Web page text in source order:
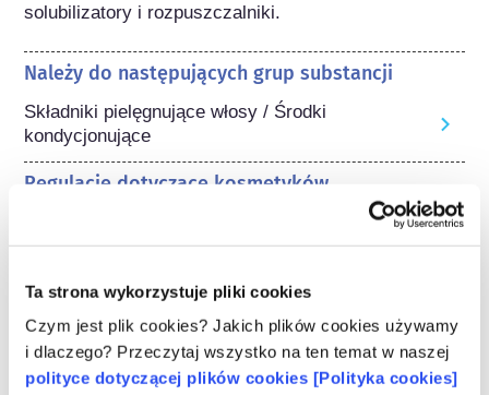
Ta strona wykorzystuje pliki cookies
Czym jest plik cookies? Jakich plików cookies używamy
i dlaczego? Przeczytaj wszystko na ten temat w naszej
polityce dotyczącej plików cookies [Polityka cookies]
solubilizatory i rozpuszczalniki.
Należy do następujących grup substancji
Składniki pielęgnujące włosy / Środki
kondycjonujące
Regulacje dotyczące kosmetyków
Składniki kosmetyków podlegają regulacjom
prawnym. Należy pamiętać, że w przypadku
obowiązywać inne przepisy.